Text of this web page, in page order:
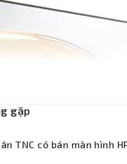
gặp
TNC có bán màn hình